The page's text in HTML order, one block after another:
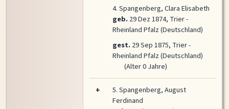
4.Spangenberg, Clara Elisabeth
geb.29 Dez 1874, Trier -
Rheinland Pfalz (Deutschland)
gest.29 Sep 1875, Trier -
Rheinland Pfalz (Deutschland)
(Alter 0 Jahre)
+ 5.Spangenberg, August
Ferdinand